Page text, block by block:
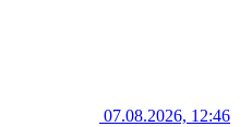
07.08.2026, 12:46